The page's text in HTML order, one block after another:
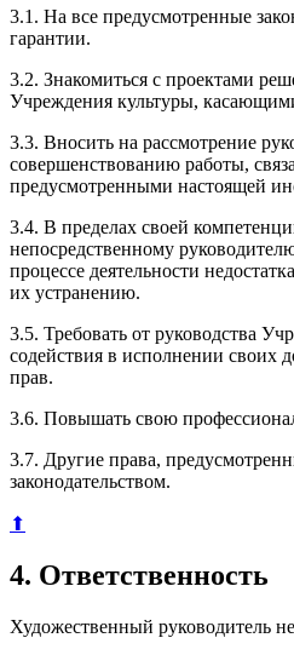
3.1. На все предусмотренные
гарантии.
3.2. Знакомиться с проектами
Учреждения культуры,
3.3. Вносить на рассмотрение
совершенствованию работы,
предусмотренными настоящей
3.4. В пределах своей
непосредственному
процессе деятельности
их устранению.
3.5. Требовать от руководства
содействия в исполнении своих
прав.
3.6. Повышать свою
3.7. Другие права,
законодательством.
⬆
4. Ответственность
Художественный руководитель